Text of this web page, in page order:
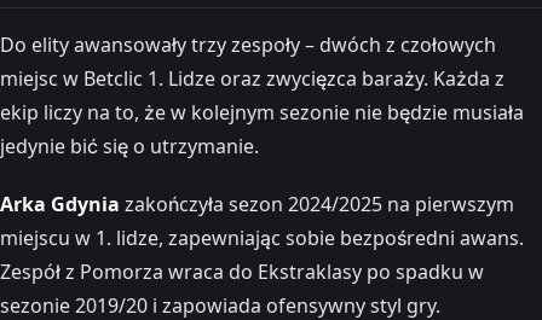
Do elity awansowały trzy zespoły – dwóch z czołowych
miejsc w Betclic 1. Lidze oraz zwycięzca baraży. Każda z
ekip liczy na to, że w kolejnym sezonie nie będzie musiała
jedynie bić się o utrzymanie.
Arka Gdynia zakończyła sezon 2024/2025 na pierwszym
miejscu w 1. lidze, zapewniając sobie bezpośredni awans.
Zespół z Pomorza wraca do Ekstraklasy po spadku w
sezonie 2019/20 i zapowiada ofensywny styl gry.